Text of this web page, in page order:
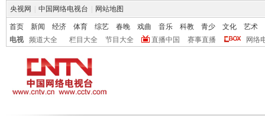
央视网 中国网络电视台 网站地图
首页 新闻 经济 体育 综艺 春晚 戏曲 音乐 科教 青少 文化
艺术
电视
频道大全 栏目大全 节目大全 直播中国 赛事直播 网络